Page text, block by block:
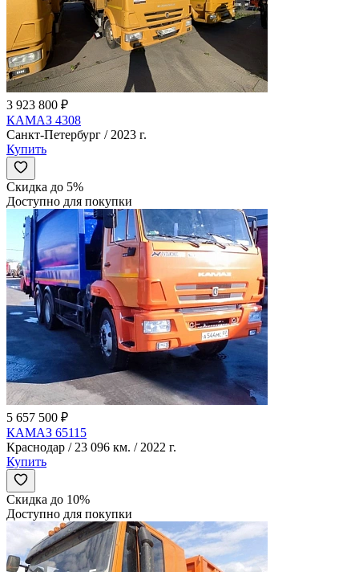
3 923 800 ₽
КАМАЗ 4308
Санкт-Петербург / 2023 г.
Купить
Скидка до 5%
Доступно для покупки
5 657 500 ₽
КАМАЗ 65115
Краснодар / 23 096 км. / 2022 г.
Купить
Скидка до 10%
Доступно для покупки